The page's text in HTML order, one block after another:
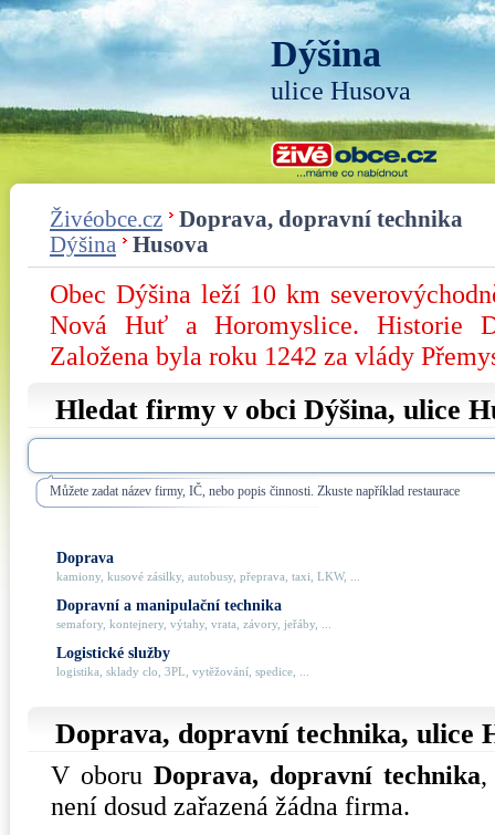
Dýšina
ulice Husova
Živéobce.cz
Doprava, dopravní technika
Dýšina
Husova
Obec Dýšina leží 10 km
Nová Huť a Horomyslice. Historie
Založena byla roku 1242 za vlády
Hledat firmy v obci Dýšina, ulice
Můžete zadat název firmy, IČ, nebo popis činnosti. Zkuste například restaurace
Doprava
kamiony, kusové zásilky, autobusy, přeprava, taxi, LKW, ...
Dopravní a manipulační technika
semafory, kontejnery, výtahy, vrata, závory, jeřáby, ...
Logistické služby
logistika, sklady clo, 3PL, vytěžování, spedice, ...
Doprava, dopravní technika, ulice
V oboru Doprava, dopravní technika
není dosud zařazená žádna firma.